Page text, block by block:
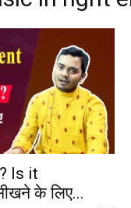
Is it
के लिए...